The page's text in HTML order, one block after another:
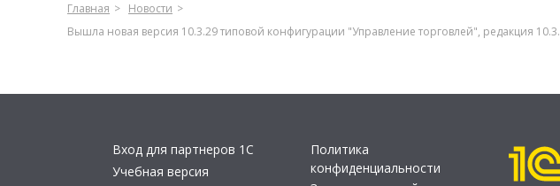
Главная
Новости
Вышла новая версия 10.3.29 типовой конфигурации "Управление торговлей", редакция 10.3.
Вход для партнеров 1С
Учебная версия
Политика
конфиденциальности